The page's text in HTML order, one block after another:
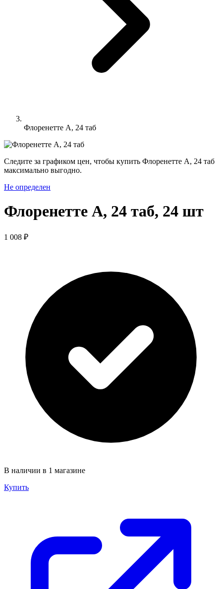
Флоренетте А, 24 таб
Следите за графиком цен, чтобы купить Флоренетте А, 24 таб
максимально выгодно.
Не определен
Флоренетте А, 24 таб, 24 шт
1 008 ₽
В наличии в 1 магазине
Купить